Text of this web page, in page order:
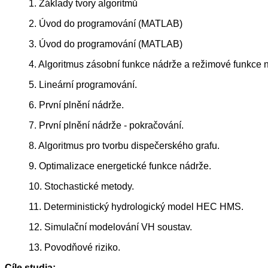
1. Základy tvory algoritmů
2. Úvod do programování (MATLAB)
3. Úvod do programování (MATLAB)
4. Algoritmus zásobní funkce nádrže a režimové funkce
5. Lineární programování.
6. První plnění nádrže.
7. První plnění nádrže - pokračování.
8. Algoritmus pro tvorbu dispečerského grafu.
9. Optimalizace energetické funkce nádrže.
10. Stochastické metody.
11. Deterministický hydrologický model HEC HMS.
12. Simulační modelování VH soustav.
13. Povodňové riziko.